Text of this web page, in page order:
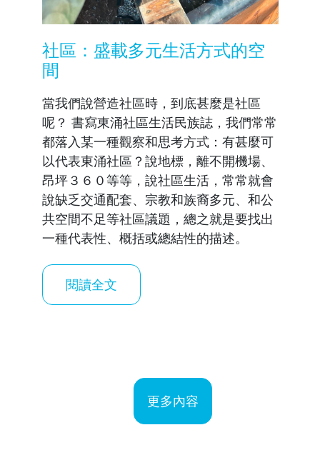
社區：盛載多元生活方式的空
間
當我們說營造社區時，到底甚麼是社區
呢？ 書寫東涌社區生活民族誌，我們常常
都落入某一種觀察和思考方式：有甚麼可
以代表東涌社區？說地標，離不開機場、
昂坪３６０等等，說社區生活，常常就會
說缺乏交通配套、宗教和族裔多元、和公
共空間不足等社區議題，總之就是要找出
一種代表性、概括或總結性的描述。
閱讀全文
更多內容